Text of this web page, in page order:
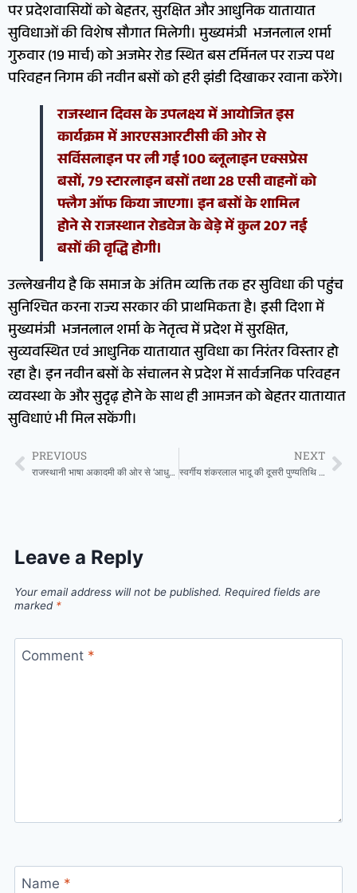
पर प्रदेशवासियों को बेहतर, सुरक्षित और आधुनिक यातायात
सुविधाओं की विशेष सौगात मिलेगी। मुख्यमंत्री भजनलाल शर्मा
गुरुवार (19 मार्च) को अजमेर रोड स्थित बस टर्मिनल पर राज्य पथ
परिवहन निगम की नवीन बसों को हरी झंडी दिखाकर रवाना करेंगे।
राजस्थान दिवस के उपलक्ष्य में आयोजित इस
कार्यक्रम में आरएसआरटीसी की ओर से
सर्विसलाइन पर ली गई 100 ब्लूलाइन एक्सप्रेस
बसों, 79 स्टारलाइन बसों तथा 28 एसी वाहनों को
फ्लैग ऑफ किया जाएगा। इन बसों के शामिल
होने से राजस्थान रोडवेज के बेड़े में कुल 207 नई
बसों की वृद्धि होगी।
उल्लेखनीय है कि समाज के अंतिम व्यक्ति तक हर सुविधा की पहुंच
सुनिश्चित करना राज्य सरकार की प्राथमिकता है। इसी दिशा में
मुख्यमंत्री भजनलाल शर्मा के नेतृत्व में प्रदेश में सुरक्षित,
सुव्यवस्थित एवं आधुनिक यातायात सुविधा का निरंतर विस्तार हो
रहा है। इन नवीन बसों के संचालन से प्रदेश में सार्वजनिक परिवहन
व्यवस्था के और सुदृढ़ होने के साथ ही आमजन को बेहतर यातायात
सुविधाएं भी मिल सकेंगी।
PREVIOUS
राजस्थानी भाषा अकादमी की ओर से ‘आधुनिक राजस्थानी साहित्य-दसा अर दिसा’ विषयक संगोष्ठी आयोजित
NEXT
स्वर्गीय शंकरलाल भादू की दूसरी पुण्यतिथि पर विशाल रक्तदान शिविर का आयोजन
Leave a Reply
Your email address will not be published. Required fields are
marked *
Comment *
Name *